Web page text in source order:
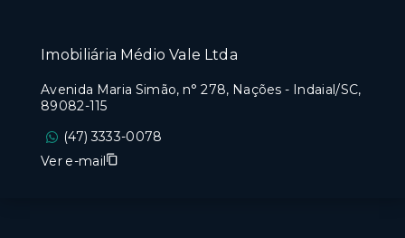
Imobiliária Médio Vale Ltda
Avenida Maria Simão, n° 278, Nações - Indaial/SC,
89082-115
(47) 3333-0078
Ver e-mail